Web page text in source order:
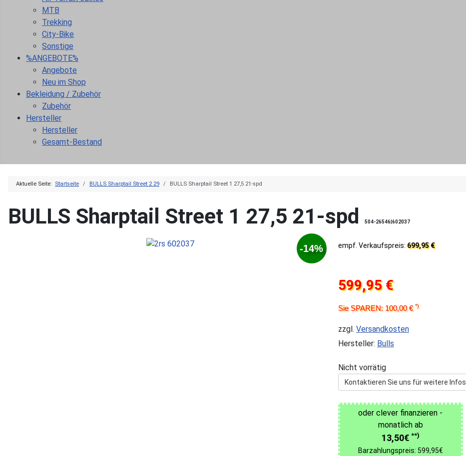
MTB
Trekking
City-Bike
Sonstige
%ANGEBOTE%
Angebote
Neu im Shop
Bekleidung / Zubehör
Zubehör
Hersteller
Hersteller
Gesamt-Bestand
Aktuelle Seite: Startseite BULLS Sharptail Street 2 29 BULLS Sharptail Street 1 27,5 21-spd
BULLS Sharptail Street 1 27,5 21-spd 504-26546|602037
-14% empf. Verkaufspreis: 699,95 €
599,95 €
Sie SPAREN: 100,00 €*)
zzgl. Versandkosten
Hersteller: Bulls
Nicht vorrätig
Kontaktieren Sie uns für weitere Infos
oder clever finanzieren -
monatlich ab
13,50€ **)
Barzahlungspreis: 599,95€